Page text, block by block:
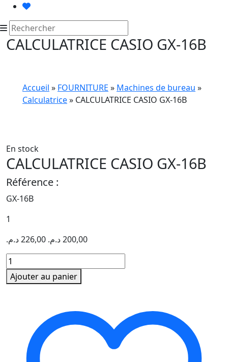
CALCULATRICE CASIO GX-16B
Accueil » FOURNITURE » Machines de bureau »
Calculatrice» CALCULATRICE CASIO GX-16B
En stock
CALCULATRICE CASIO GX-16B
Référence :
GX-16B
1
226,00د.م. 200,00د.م.
quantité
de
CALCULATRICE
Ajouter au panier